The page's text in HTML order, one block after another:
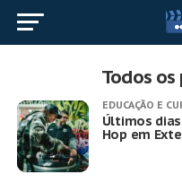
Todos
EDUCAÇÃO E
Últimos
Hop em